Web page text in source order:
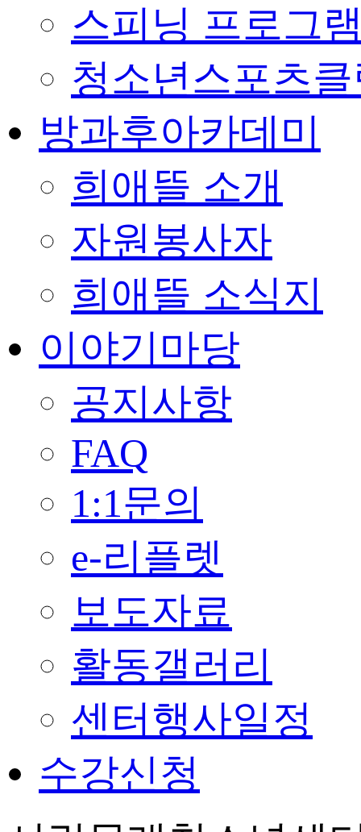
스피닝 프로그
청소년스포츠
방과후아카데미
희애뜰 소개
자원봉사자
희애뜰 소식지
이야기마당
공지사항
FAQ
1:1문의
e-리플렛
보도자료
활동갤러리
센터행사일정
수강신청